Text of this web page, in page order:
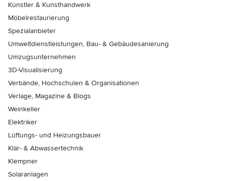
Künstler & Kunsthandwerk
Möbelrestaurierung
Spezialanbieter
Umweltdienstleistungen, Bau- & Gebäudesanierung
Umzugsunternehmen
3D-Visualisierung
Verbände, Hochschulen & Organisationen
Verlage, Magazine & Blogs
Weinkeller
Elektriker
Lüftungs- und Heizungsbauer
Klär- & Abwassertechnik
Klempner
Solaranlagen